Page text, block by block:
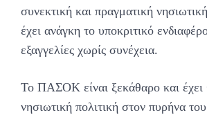
συνεκτική και πραγματική
έχει ανάγκη το υποκριτικό
εξαγγελίες χωρίς συνέχεια.
Το ΠΑΣΟΚ είναι ξεκάθαρο και έχει
νησιωτική πολιτική στον πυρήνα